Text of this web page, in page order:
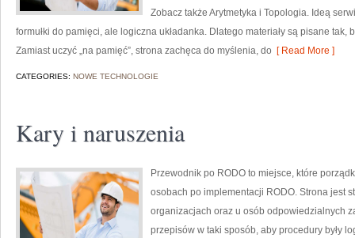
Zobacz także Arytmetyka i Topologia. Ideą
formułki do pamięci, ale logiczna układanka. Dlatego materiały są pisane tak,
Zamiast uczyć „na pamięć”, strona zachęca do myślenia, do [ Read More ]
CATEGORIES: NOWE TECHNOLOGIE
Kary i naruszenia
Przewodnik po RODO to miejsce, które
osobach po implementacji RODO. Strona jest
organizacjach oraz u osób odpowiedzialnych
przepisów w taki sposób, aby procedury były